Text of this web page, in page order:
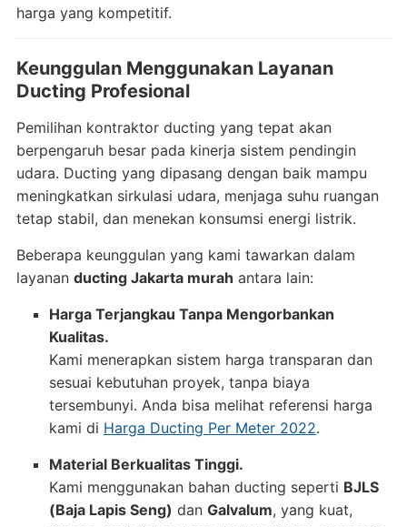
harga yang kompetitif.
Keunggulan Menggunakan Layanan
Ducting Profesional
Pemilihan kontraktor ducting yang tepat akan
berpengaruh besar pada kinerja sistem pendingin
udara. Ducting yang dipasang dengan baik mampu
meningkatkan sirkulasi udara, menjaga suhu ruangan
tetap stabil, dan menekan konsumsi energi listrik.
Beberapa keunggulan yang kami tawarkan dalam
layanan ducting Jakarta murah antara lain:
Harga Terjangkau Tanpa Mengorbankan
Kualitas.
Kami menerapkan sistem harga transparan dan
sesuai kebutuhan proyek, tanpa biaya
tersembunyi. Anda bisa melihat referensi harga
kami di Harga Ducting Per Meter 2022.
Material Berkualitas Tinggi.
Kami menggunakan bahan ducting seperti BJLS
(Baja Lapis Seng) dan Galvalum, yang kuat,